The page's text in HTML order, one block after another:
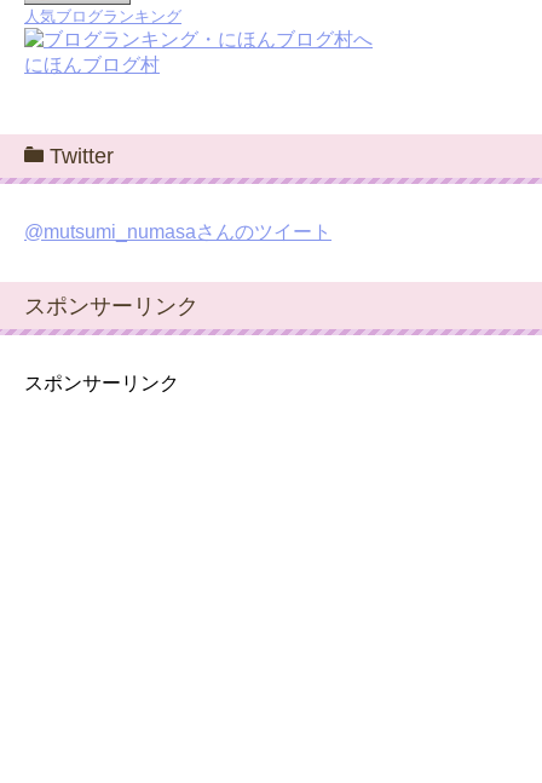
人気ブログランキング
にほんブログ村
Twitter
@mutsumi_numasaさんのツイート
スポンサーリンク
スポンサーリンク